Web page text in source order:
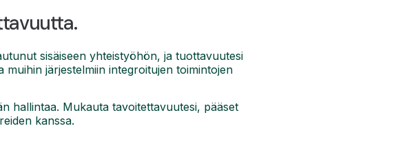
sisäiseen yhteistyöhön, ja tuottavuutesi
järjestelmiin integroitujen toimintojen
hallintaa. Mukauta tavoitettavuutesi, pääset
kanssa.